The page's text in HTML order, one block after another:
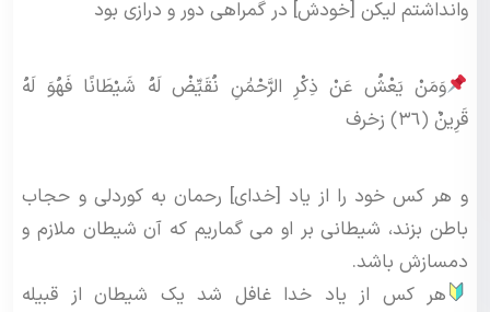
وانداشتم ليكن [خودش] در گمراهى دور و درازى بود
وَمَنْ يَعْشُ عَنْ ذِكْرِ الرَّحْمَٰنِ نُقَيِّضْ لَهُ شَيْطَانًا فَهُوَ لَهُ
قَرِينٌ ﴿٣٦﴾ زخرف
و هر کس خود را از یاد [خدای] رحمان به کوردلی و حجاب
باطن بزند، شیطانی بر او می گماریم که آن شیطان ملازم و
دمسازش باشد.
هر کس از یاد خدا غافل شد یک شیطان از قبیله